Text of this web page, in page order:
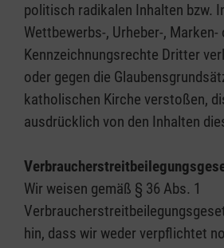
politisch radikalen Inhalten bzw.
Wettbewerbs-, Urheber-, Marken-
Kennzeichnungsrechte Dritter
oder gegen die
katholischen Kirche verstoßen,
ausdrücklich von den Inhalten
Wir weisen gemäß § 36 Abs. 1
hin, dass wir weder verpflichtet